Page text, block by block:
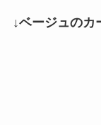
↓ベージュのカ